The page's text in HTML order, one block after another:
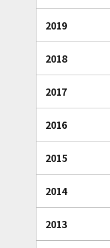
2019
2018
2017
2016
2015
2014
2013